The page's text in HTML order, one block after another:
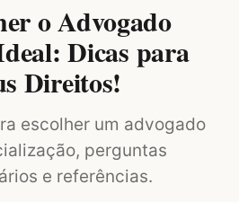
o Advogado
Dicas para
Direitos!
escolher um advogado
perguntas
e referências.